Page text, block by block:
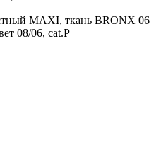
MAXI, ткань BRONX 06
08/06, cat.P